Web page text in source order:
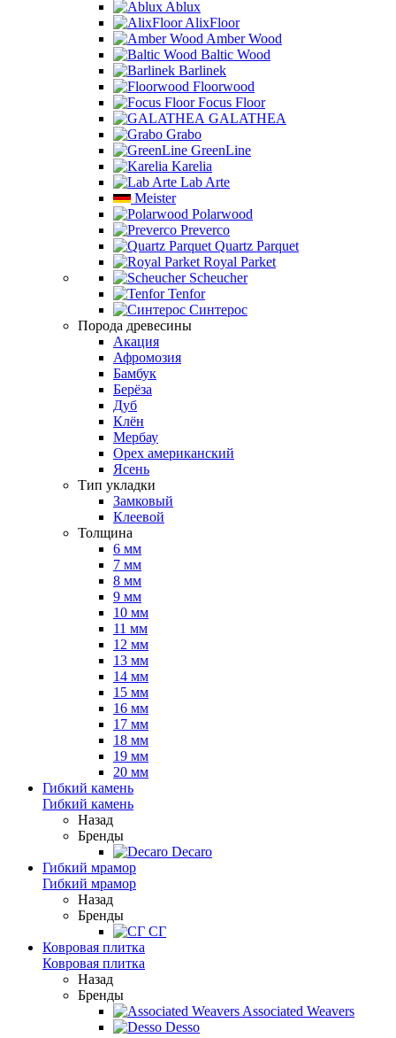
Ablux
AlixFloor
Amber Wood
Baltic Wood
Barlinek
Floorwood
Focus Floor
GALATHEA
Grabo
GreenLine
Karelia
Lab Arte
Meister
Polarwood
Preverco
Quartz Parquet
Royal Parket
Scheucher
Tenfor
Синтерос
Порода древесины
Акация
Афромозия
Бамбук
Берёза
Дуб
Клён
Мербау
Орех американский
Ясень
Тип укладки
Замковый
Клеевой
Толщина
6 мм
7 мм
8 мм
9 мм
10 мм
11 мм
12 мм
13 мм
14 мм
15 мм
16 мм
17 мм
18 мм
19 мм
20 мм
Гибкий камень
Гибкий камень
Назад
Бренды
Decaro
Гибкий мрамор
Гибкий мрамор
Назад
Бренды
СГ
Ковровая плитка
Ковровая плитка
Назад
Бренды
Associated Weavers
Desso